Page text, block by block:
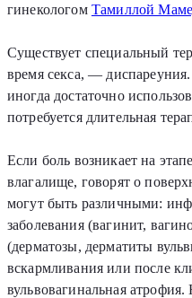
гинекологом Тамиллой
Существует специальный
время секса, —
иногда достаточно
потребуется длительная
Если боль возникает на
влагалище, говорят о
могут быть различными:
заболевания (вагинит,
(дерматозы, дерматиты
вскармливания или после
вульвовагинальная